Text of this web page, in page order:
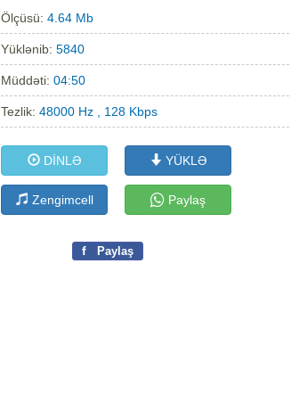
Ölçüsü: 4.64 Mb
Yüklənib: 5840
Müddəti: 04:50
Tezlik: 48000 Hz , 128 Kbps
DİNLƏ YÜKLƏ
Zengimcell Paylaş
f Paylaş